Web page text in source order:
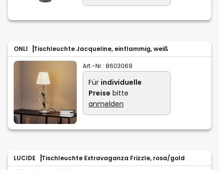
ONLI Tischleuchte Jacqueline, einflammig, weiß
Art.-Nr.: 8603069
Für individuelle
Preise bitte
anmelden
LUCIDE Tischleuchte Extravaganza Frizzle, rosa/gold